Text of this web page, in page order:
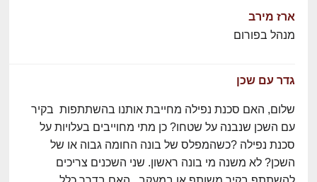
ארז מירב
מנהל בפורום
גדר עם שכן
שלום, האם סכנת נפילה מחייבת אותנו בהשתתפות בקיר
עם השכן שנבנה על שטחו? כן מתי מחוייבים בעלויות על
סכנת נפילה ?כשהמפלס של בונה החומה גבוה או של
השכן? לא משנה מי בונה ראשון. שני השכנים צריכים